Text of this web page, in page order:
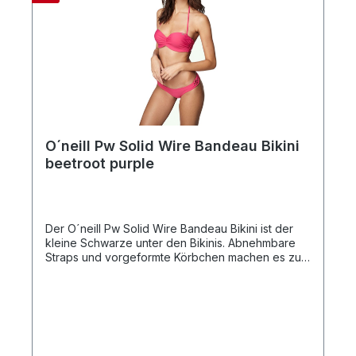
O´neill Pw Solid Wire Bandeau Bikini
beetroot purple
Der O´neill Pw Solid Wire Bandeau Bikini ist der
kleine Schwarze unter den Bikinis. Abnehmbare
Straps und vorgeformte Körbchen machen es zu